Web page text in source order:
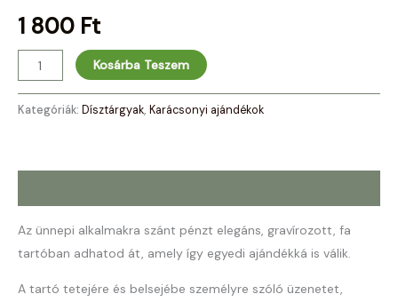
1 800 Ft
Kosárba Teszem
Kategóriák: Dísztárgyak, Karácsonyi ajándékok
Az ünnepi alkalmakra szánt pénzt elegáns, gravírozott, fa
tartóban adhatod át, amely így egyedi ajándékká is válik.
A tartó tetejére és belsejébe személyre szóló üzenetet,